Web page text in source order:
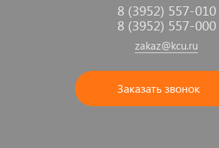
8 (3952) 557-010
8 (3952) 557-000
zakaz@kcu.ru
Заказать звонок